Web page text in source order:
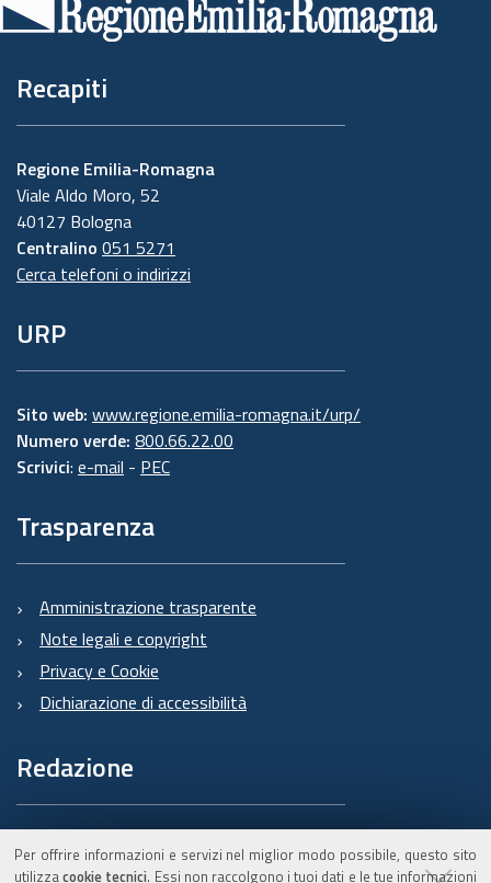
Per offrire informazioni e servizi nel miglior modo possibile, questo sito
utilizzacookie tecnici. Essi non raccolgono i tuoi dati e le tue informazioni
pagina
Recapiti
Regione Emilia-Romagna
Viale Aldo Moro, 52
40127 Bologna
Centralino 051 5271
Cerca telefoni o indirizzi
URP
Sito web: www.regione.emilia-romagna.it/urp/
Numero verde: 800.66.22.00
Scrivici: e-mail - PEC
Trasparenza
Amministrazione trasparente
Note legali e copyright
Privacy e Cookie
Dichiarazione di accessibilità
Redazione
Informazioni sul Burert
e contatti